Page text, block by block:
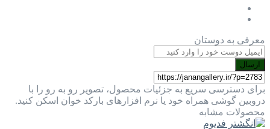
معرفی به دوستان
ارسال
برای دسترسی سریع به جزئیات محصول، تصویر رو به رو را با
دروبین گوشی همراه خود یا نرم افزارهای بارکد خوان اسکن کنید.
محصولات مشابه